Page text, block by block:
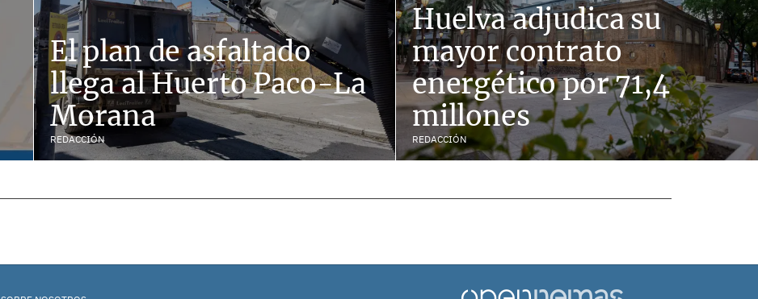
El plan de asfaltado
llega al Huerto Paco-La
Morana
REDACCIÓN
Huelva adjudica su
mayor contrato
energético por 71,4
millones
REDACCIÓN